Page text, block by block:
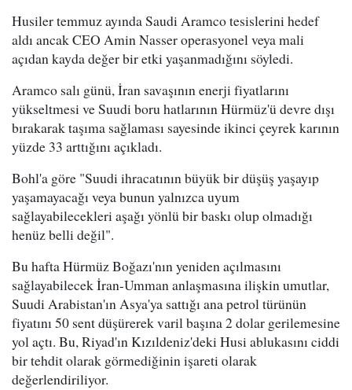
Husiler temmuz ayında Saudi Aramco tesislerini hedef
aldı ancak CEO Amin Nasser operasyonel veya mali
açıdan kayda değer bir etki yaşanmadığını söyledi.
Aramco salı günü, İran savaşının enerji fiyatlarını
yükseltmesi ve Suudi boru hatlarının Hürmüz'ü devre dışı
bırakarak taşıma sağlaması sayesinde ikinci çeyrek karının
yüzde 33 arttığını açıkladı.
Bohl'a göre "Suudi ihracatının büyük bir düşüş yaşayıp
yaşamayacağı veya bunun yalnızca uyum
sağlayabilecekleri aşağı yönlü bir baskı olup olmadığı
henüz belli değil".
Bu hafta Hürmüz Boğazı'nın yeniden açılmasını
sağlayabilecek İran-Umman anlaşmasına ilişkin umutlar,
Suudi Arabistan'ın Asya'ya sattığı ana petrol türünün
fiyatını 50 sent düşürerek varil başına 2 dolar gerilemesine
yol açtı. Bu, Riyad'ın Kızıldeniz'deki Husi ablukasını ciddi
bir tehdit olarak görmediğinin işareti olarak
değerlendiriliyor.